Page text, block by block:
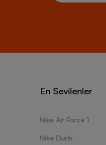
En Sevilenler
Nike Air Force 1
Nike Dunk